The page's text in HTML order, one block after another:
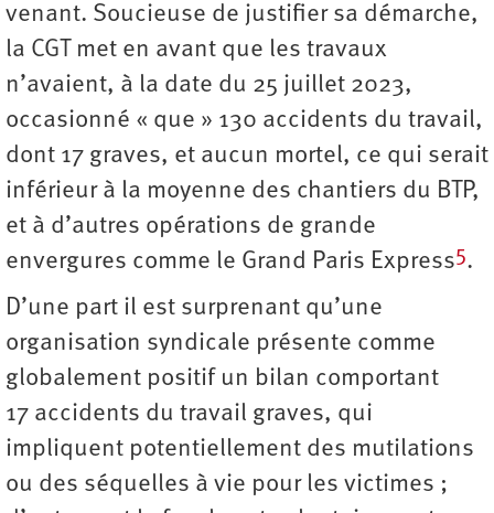
venant. Soucieuse de justifier sa démarche,
la CGT met en avant que les travaux
n’avaient, à la date du 25 juillet 2023,
occasionné « que » 130 accidents du travail,
dont 17 graves, et aucun mortel, ce qui serait
inférieur à la moyenne des chantiers du BTP,
et à d’autres opérations de grande
envergures comme le Grand Paris Express5.
D’une part il est surprenant qu’une
organisation syndicale présente comme
globalement positif un bilan comportant
17 accidents du travail graves, qui
impliquent potentiellement des mutilations
ou des séquelles à vie pour les victimes ;